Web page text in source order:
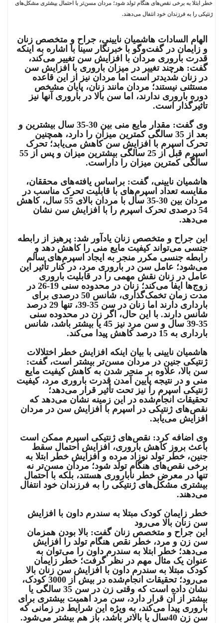
خطر ابتلا به برخی نقص‌‏های هنگام تولد شود؛ مردان مسن‌تر با احتمال بیشتری مشکل‌های
ژنتیکی را به فرزندان خود انتفال می‌‏دهند.
الهام السادات هاشمیان نایینی، جراح و متخصص زنان
و زایمان در گفت‌وگو با خبرنگار سینا با اشاره به اینکه
قدرت باروری مردان با افزایش سن تغییر می‌کند،
گفت: هرچند تغییر در میزان باروری با افزایش سن
در زنان شدیدتر است اما مردان نیز از این قاعده
مستثنی نیستند؛ مردان مانند زنان، پایان مشخص
دوره باروری ندارند، اما سن بالا در باروری آنها نیز
تاثیرگذار است.
وی گفت: مقدار مایع منی بین 30-35 سال بیشترین و
بعد از 35 سالگی کمترین میزان را دارد، همچنین
تحرک اسپرم با افزایش سن کاهش می‌یابد؛ تحرک
اسپرم قبل از 25 سالگی بیشترین میزان و پس از 55
سالگی کمترین میزان را داراست.
هاشمیان نایینی، گفت: براساس یافته‌های محققان،
مقایسه‌ تعداد اسپرم‌های با قابلیت تحرک مناسب در
مردان بین 30-35 سال با مردان بالای 55 سال، کاهش
54 درصدی تحرک اسپرم را با افزایش سن نشان
می‌دهد.
این جراح و متخصص زنان یادآور شد: پرهیز از رابطه
جنسی می‌تواند کیفیت مایع منی را کاهش دهد و
رابطه جنسی مکرر منجر به ایجاد اسپرم‌های سالم
می‌شود؛ عامل سن در باروری مرد، در کنار تأثیر این
عامل در زنان نقش مهمی را در قابلیت باروری
زوج‌ها ایفا می‌کند؛ زنان در محدوده سنی 19-26 در
مدت زمان تخمک‌گذاری، شانس 50 درصدی برای
بارداری دارند اما زنان در سن 35-39، تنها 29 درصد
شانس دارند. با این حال، اگر زن در محدوده سنی
35-39 سال و سن مرد نیز 45 یا بیشتر باشد، شانس
بارداری به 15 درصد کاهش پیدا می‌کند.
هاشمیان نایینی با بیان اینکه افزایش خطر اختلالات
ژنتیکی جنین در مردان مسن‌تر بیشتر است، گفت:
سن بالا، علاوه بر منجر شدن به کاهش کیفیت مایع
منی و در نتیجه پایین آمدن قدرت باروری مرد، کیفیت
ژنتیکی اسپرم را نیز تحت تأثیر قرار می‌دهد؛
تحقیقات انجام‌شده در این زمینه نشان می‌دهد که
نقص‌های ژنتیکی در اسپرم با افزایش سن در مردان
افزایش می‌یابد.
وی اضافه کرد: نقص‌های ژنتیکی اسپرم ممکن است
باعث بروز کاهش باروری، افزایش احتمال سقط
جنین، خطر تولد نوزاد مرده و افزایش خطر ابتلا به
برخی نقص‌‏های هنگام تولد شود؛ مردان مسن‌تر نه
تنها در معرض خطر ناباروری هستند، بلکه با احتمال
بیشتری مشکل‌های ژنتیکی را به فرزندان خود انتفال
می‌‏دهند.
خطر زایمان کودک مبتلا به سندرم داون با افزایش
سن زنان بالا می‌رود
این جراح و متخصص زنان گفت: بالا بودن همزمان
سن زن و مرد، خطر نقص هنگام تولد را افزایش
می‌دهد؛ خطر ابتلا به سندرم داون را می‌توان به
عنوان یک مثال مهم در نظر گرفت؛ خطر زایمان
کودک مبتلا به سندرم داون با افزایش سن زنان بالا
می‌رود؛ تحقیقات انجام‌شده در بیش از 3000 کودک،
نشان داده است که وقتی زن در سن 35 سالگی یا
بیشتر از آن قرار دارد، سن مرد اهمیت بیشتری برای
باروری پیدا می‏‌کند، به ویژه این شرایط در زمانی که
سن زن 40سال یا بالاتر باشد، باز هم بیشتر می‌شود.